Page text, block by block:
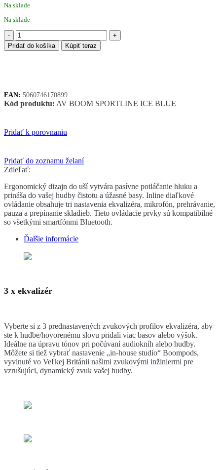
Na sklade
Na sklade
množstvo
BOOMPODS
sportline
Pridať do košíka Kúpiť teraz
EAN: 5060746170899
Kód produktu: AV BOOM SPORTLINE ICE BLUE
Pridať k porovnaniu
Pridať do zoznamu želaní
Zdieľať:
Ergonomický dizajn do uší vytvára pasívne potláčanie hluku a
prináša do vašej hudby čistotu a úžasné basy. Inline diaľkové
ovládanie obsahuje tri nastavenia ekvalizéra, mikrofón, prehrávanie,
pauza a prepínanie skladieb. Tieto ovládacie prvky sú kompatibilné
so všetkými smartfónmi Bluetooth.
Ďalšie informácie
3 x ekvalizér
Vyberte si z 3 prednastavených zvukových profilov ekvalizéra, aby
ste k hudbe/hovorenému slovu pridali viac basov alebo výšok.
Ideálne na úpravu tónov pri počúvaní audiokníh alebo hudby.
Môžete si tiež vybrať nastavenie „in-house studio“ Boompods,
vyvinuté vo Veľkej Británii našimi zvukovými inžiniermi pre
vzrušujúci, dynamický zvuk vašej hudby.